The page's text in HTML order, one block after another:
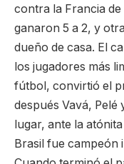
contra la Francia
ganaron 5 a 2, y
dueño de casa. El
los jugadores más
fútbol, convirtió el
después Vavá, Pelé
lugar, ante la
Brasil fue campeón